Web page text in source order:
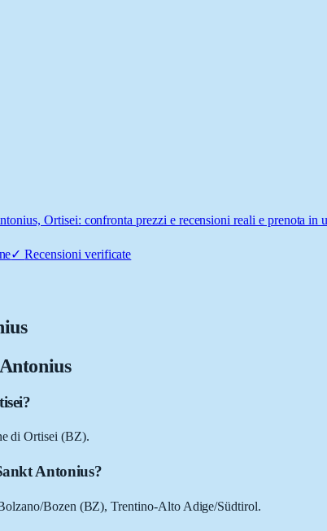
Ortisei: confronta prezzi e recensioni reali e prenota in
✓Recensioni verificate
di Ortisei (BZ).
Antonius?
Bozen (BZ), Trentino-Alto Adige/Südtirol.